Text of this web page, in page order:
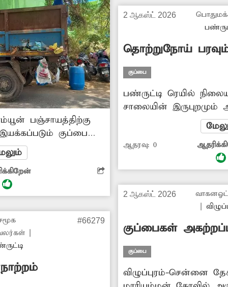
பஞ்சாயத்திற்கு
குப்பை
இதனால்
குப்பைகள் ஓட்டை
இந்த குப்பை
புதிய வாகனங்கள்
வேண்டும்.
|
#66279
2 ஆகஸ்ட் 2026
தொற்றுநோய்
குப்பை
பண்ருட்டி ரெயில்
சாலையின் இருபுறமும்
இறைச்சிக் கழிவுகள்
இதனால் அப்பகுதியில்
வீசுவதால் அவ்வழியே
ஓட்டிகள்,
அடைந்து வருகின்றனர்.
தொற்றுநோய்கள்
கோழி இறைச்சிக்
அதிகாரிகள்
ஆதரவு:0
2 ஆகஸ்ட் 2026
|
குப்பைகள்
குப்பை
விழுப்புரம்-சென்னை